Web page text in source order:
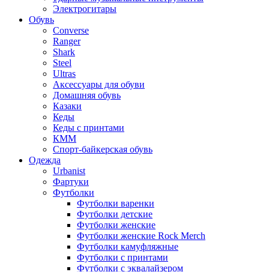
Электрогитары
Обувь
Converse
Ranger
Shark
Steel
Ultras
Аксессуары для обуви
Домашняя обувь
Казаки
Кеды
Кеды с принтами
КММ
Спорт-байкерская обувь
Одежда
Urbanist
Фартуки
Футболки
Футболки варенки
Футболки детские
Футболки женские
Футболки женские Rock Merch
Футболки камуфляжные
Футболки с принтами
Футболки с эквалайзером